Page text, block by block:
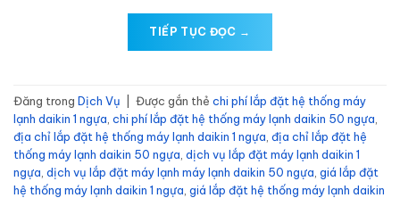
TIẾP TỤC ĐỌC →
Đăng trong Dịch Vụ Được gắn thẻ chi phí lắp đặt hệ thống máy
lạnh daikin 1 ngựa chi phí lắp đặt hệ thống máy lạnh daikin 50 ngựa
địa chỉ lắp đặt hệ thống máy lạnh daikin 1 ngựa địa chỉ lắp đặt hệ
thống máy lạnh daikin 50 ngựa dịch vụ lắp đặt máy lạnh daikin 1
ngựa dịch vụ lắp đặt máy lạnh máy lạnh daikin 50 ngựa giá lắp đặt
hệ thống máy lạnh daikin 1 ngựa giá lắp đặt hệ thống máy lạnh daikin